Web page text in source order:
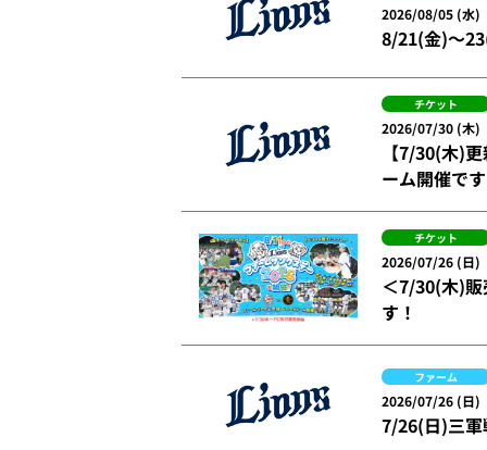
2026/08/05 (水)
8/21(金)～
チケット
2026/07/30 (木)
【7/30(木)
ーム開催で
チケット
2026/07/26 (日)
＜7/30(木)
す！
ファーム
2026/07/26 (日)
7/26(日)三軍